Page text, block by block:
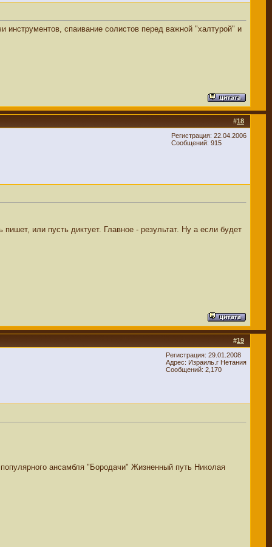
спаивание солистов перед важной "халтурой" и
#18
Регистрация: 22.04.2006
Сообщений: 915
или пусть диктует. Главное - результат. Ну а если будет
#19
Регистрация: 29.01.2008
Адрес: Израиль.г Нетания
Сообщений: 2,170
ансамбля "Бородачи" Жизненный путь Николая